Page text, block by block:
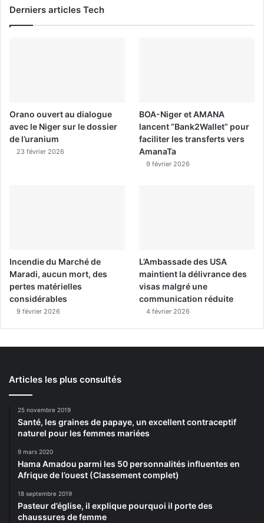
Derniers articles Tech
Orano ouvert au dialogue
avec le Niger sur le dossier
de l’uranium
23 février 2026
BOA-Niger et AMANA
lancent “Bank2Wallet” pour
faciliter les transferts vers
AmanaTa
9 février 2026
Incendie du Marché de
Maradi, aucun mort, des
pertes matérielles
considérables
9 février 2026
L’Ambassade des USA
maintient la délivrance des
visas malgré une
communication réduite
4 février 2026
Articles les plus consultés
25 novembre 2019
Santé, les graines de papaye, un excellent contraceptif
naturel pour les femmes mariées
9 mars 2020
Hama Amadou parmi les 50 personnalités influentes en
Afrique de l’ouest (Classement complet)
18 septembre 2019
Pasteur d’église, il explique pourquoi il porte des
chaussures de femme